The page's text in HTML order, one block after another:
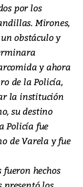
por los
Mirones,
obstáculo y
y ahora
de la Policía,
la institución
su destino
Policía fue
de Varela y fue
fueron hechos